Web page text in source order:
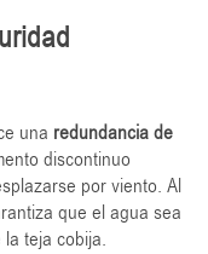
una redundancia de
discontinuo
por viento. Al
que el agua sea
teja cobija.